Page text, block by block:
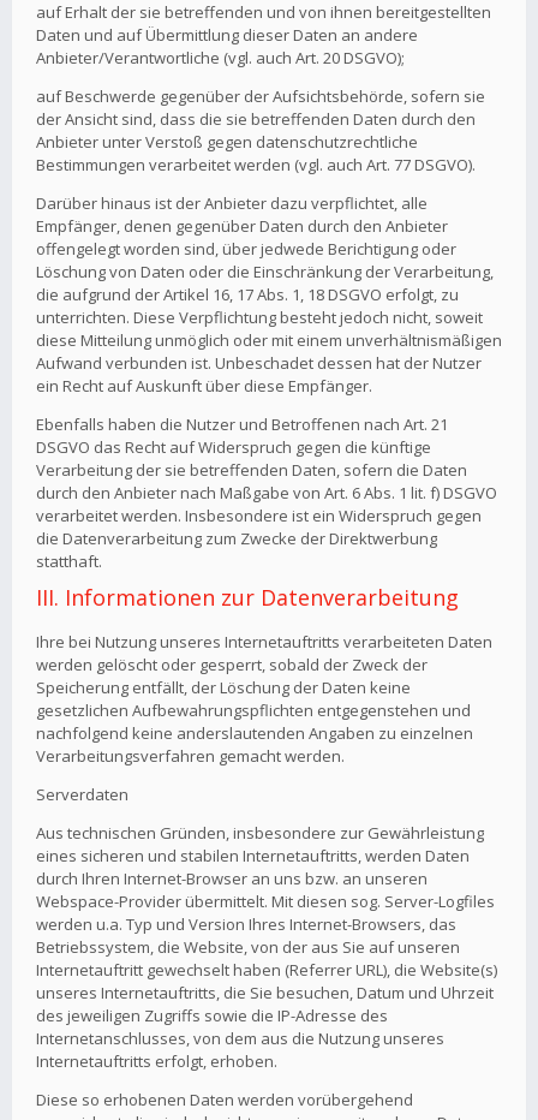
auf Erhalt der sie betreffenden und von ihnen bereitgestellten
Daten und auf Übermittlung dieser Daten an andere
Anbieter/Verantwortliche (vgl. auch Art. 20 DSGVO);
auf Beschwerde gegenüber der Aufsichtsbehörde, sofern sie
der Ansicht sind, dass die sie betreffenden Daten durch den
Anbieter unter Verstoß gegen datenschutzrechtliche
Bestimmungen verarbeitet werden (vgl. auch Art. 77 DSGVO).
Darüber hinaus ist der Anbieter dazu verpflichtet, alle
Empfänger, denen gegenüber Daten durch den Anbieter
offengelegt worden sind, über jedwede Berichtigung oder
Löschung von Daten oder die Einschränkung der Verarbeitung,
die aufgrund der Artikel 16, 17 Abs. 1, 18 DSGVO erfolgt, zu
unterrichten. Diese Verpflichtung besteht jedoch nicht, soweit
diese Mitteilung unmöglich oder mit einem unverhältnismäßigen
Aufwand verbunden ist. Unbeschadet dessen hat der Nutzer
ein Recht auf Auskunft über diese Empfänger.
Ebenfalls haben die Nutzer und Betroffenen nach Art. 21
DSGVO das Recht auf Widerspruch gegen die künftige
Verarbeitung der sie betreffenden Daten, sofern die Daten
durch den Anbieter nach Maßgabe von Art. 6 Abs. 1 lit. f) DSGVO
verarbeitet werden. Insbesondere ist ein Widerspruch gegen
die Datenverarbeitung zum Zwecke der Direktwerbung
statthaft.
III. Informationen zur Datenverarbeitung
Ihre bei Nutzung unseres Internetauftritts verarbeiteten Daten
werden gelöscht oder gesperrt, sobald der Zweck der
Speicherung entfällt, der Löschung der Daten keine
gesetzlichen Aufbewahrungspflichten entgegenstehen und
nachfolgend keine anderslautenden Angaben zu einzelnen
Verarbeitungsverfahren gemacht werden.
Serverdaten
Aus technischen Gründen, insbesondere zur Gewährleistung
eines sicheren und stabilen Internetauftritts, werden Daten
durch Ihren Internet-Browser an uns bzw. an unseren
Webspace-Provider übermittelt. Mit diesen sog. Server-Logfiles
werden u.a. Typ und Version Ihres Internet-Browsers, das
Betriebssystem, die Website, von der aus Sie auf unseren
Internetauftritt gewechselt haben (Referrer URL), die Website(s)
unseres Internetauftritts, die Sie besuchen, Datum und Uhrzeit
des jeweiligen Zugriffs sowie die IP-Adresse des
Internetanschlusses, von dem aus die Nutzung unseres
Internetauftritts erfolgt, erhoben.
Diese so erhobenen Daten werden vorübergehend